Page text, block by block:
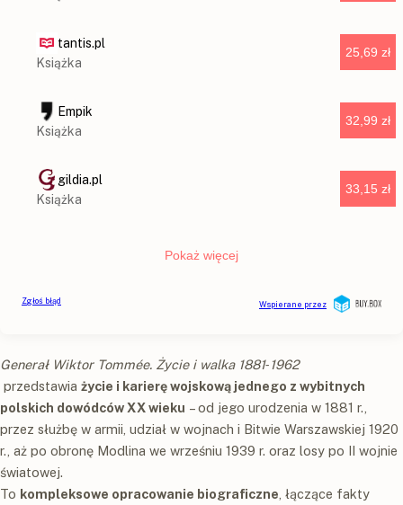
Generał Wiktor Tommée. Życie i walka 1881‑1962
przedstawia życie i karierę wojskową jednego z wybitnych
polskich dowódców XX wieku – od jego urodzenia w 1881 r.,
przez służbę w armii, udział w wojnach i Bitwie Warszawskiej 1920
r., aż po obronę Modlina we wrześniu 1939 r. oraz losy po II wojnie
światowej.
To kompleksowe opracowanie biograficzne, łączące fakty